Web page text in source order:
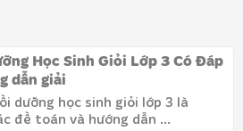
Học Sinh Giỏi Lớp 3 Có Đáp
dẫn giải
dưỡng học sinh giỏi lớp 3 là
đề toán và hướng dẫn ...